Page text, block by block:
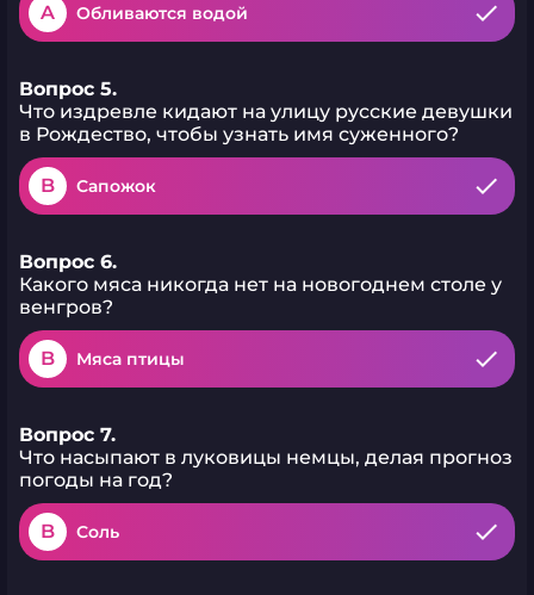
A Обливаются водой
Вопрос 5.
Что издревле кидают на улицу русские девушки
в Рождество, чтобы узнать имя суженного?
B Сапожок
Вопрос 6.
Какого мяса никогда нет на новогоднем столе у
венгров?
B Мяса птицы
Вопрос 7.
Что насыпают в луковицы немцы, делая прогноз
погоды на год?
B Соль